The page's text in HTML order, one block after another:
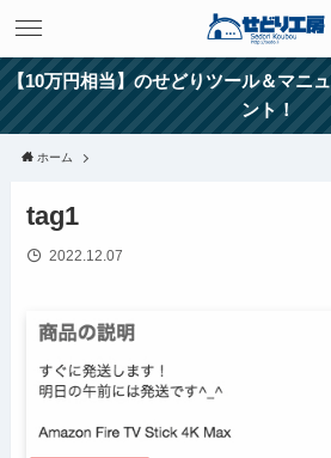
【10万円相当】のせどりツール＆マニ
ント！
ホーム
tag1
2022.12.07